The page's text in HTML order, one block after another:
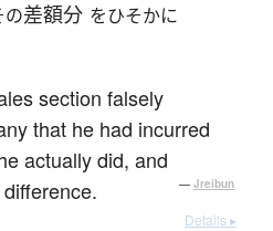
の差額分 をひそかに
section falsely
that he had incurred
actually did, and
— Jreibun
Details ▸